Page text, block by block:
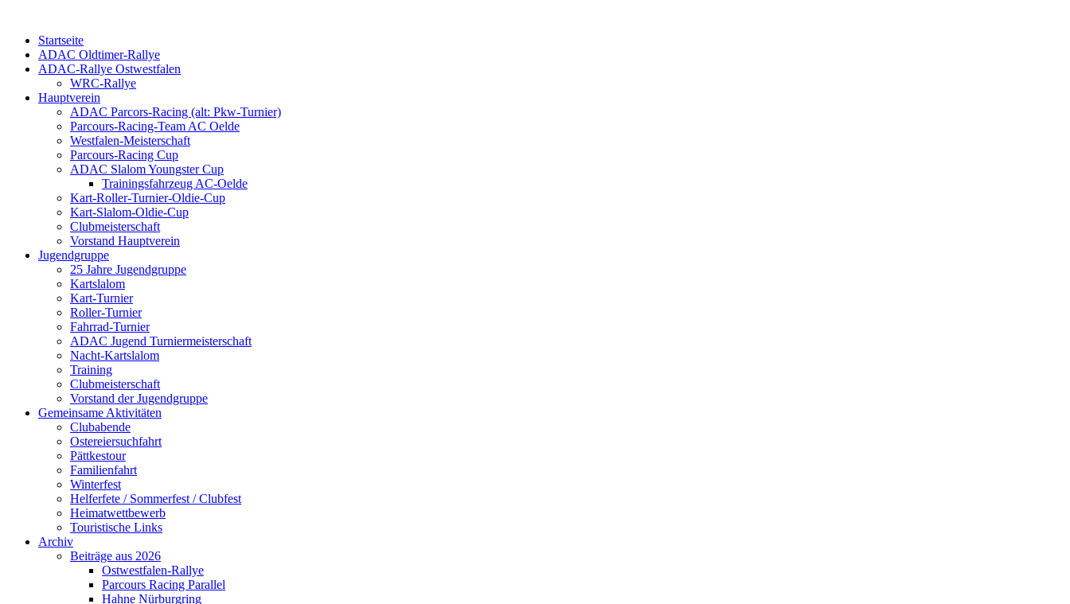
Startseite
ADAC Oldtimer-Rallye
ADAC-Rallye Ostwestfalen
WRC-Rallye
Hauptverein
ADAC Parcors-Racing (alt: Pkw-Turnier)
Parcours-Racing-Team AC Oelde
Westfalen-Meisterschaft
Parcours-Racing Cup
ADAC Slalom Youngster Cup
Trainingsfahrzeug AC-Oelde
Kart-Roller-Turnier-Oldie-Cup
Kart-Slalom-Oldie-Cup
Clubmeisterschaft
Vorstand Hauptverein
Jugendgruppe
25 Jahre Jugendgruppe
Kartslalom
Kart-Turnier
Roller-Turnier
Fahrrad-Turnier
ADAC Jugend Turniermeisterschaft
Nacht-Kartslalom
Training
Clubmeisterschaft
Vorstand der Jugendgruppe
Gemeinsame Aktivitäten
Clubabende
Ostereiersuchfahrt
Pättkestour
Familienfahrt
Winterfest
Helferfete / Sommerfest / Clubfest
Heimatwettbewerb
Touristische Links
Archiv
Beiträge aus 2026
Ostwestfalen-Rallye
Parcours Racing Parallel
Hahne Nürburgring